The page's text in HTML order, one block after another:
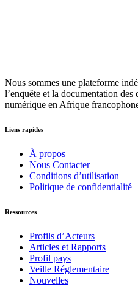
Nous sommes une plateforme
l’enquête et la documentation
numérique en Afrique
Liens rapides
À propos
Nous Contacter
Conditions d’utilisation
Politique de confidentialité
Ressources
Profils d’Acteurs
Articles et Rapports
Profil pays
Veille Réglementaire
Nouvelles